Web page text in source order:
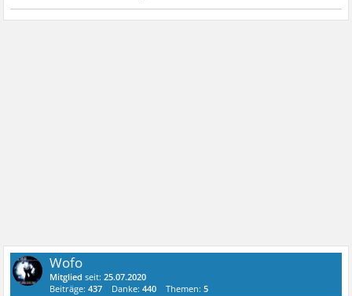
Wofo
Mitglied seit:25.07.2020
Beiträge:437 Danke:440 Themen:5